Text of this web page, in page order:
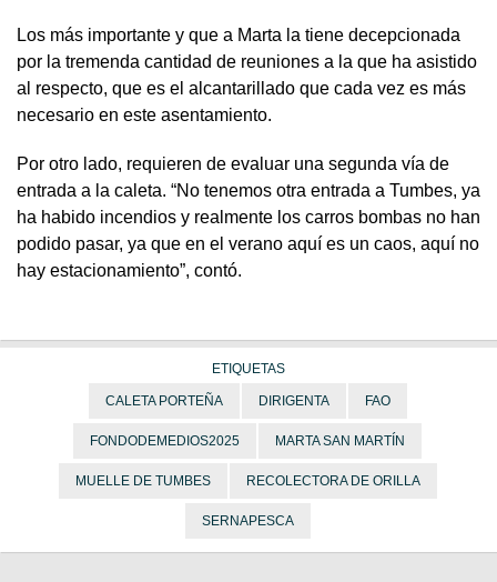
Los más importante y que a Marta la tiene decepcionada
por la tremenda cantidad de reuniones a la que ha asistido
al respecto, que es el alcantarillado que cada vez es más
necesario en este asentamiento.
Por otro lado, requieren de evaluar una segunda vía de
entrada a la caleta. “No tenemos otra entrada a Tumbes, ya
ha habido incendios y realmente los carros bombas no han
podido pasar, ya que en el verano aquí es un caos, aquí no
hay estacionamiento”, contó.
ETIQUETAS
CALETA PORTEÑA DIRIGENTA FAO
FONDODEMEDIOS2025 MARTA SAN MARTÍN
MUELLE DE TUMBES RECOLECTORA DE ORILLA
SERNAPESCA